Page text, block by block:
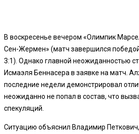
В воскресенье вечером «Олимпик
Сен-Жермен» (матч завершился
3:1). Однако главной неожиданностью
Исмаэля Беннасера в заявке на матч.
последние недели демонстрировал
неожиданно не попал в состав, что
спекуляций.
Ситуацию объяснил Владимир